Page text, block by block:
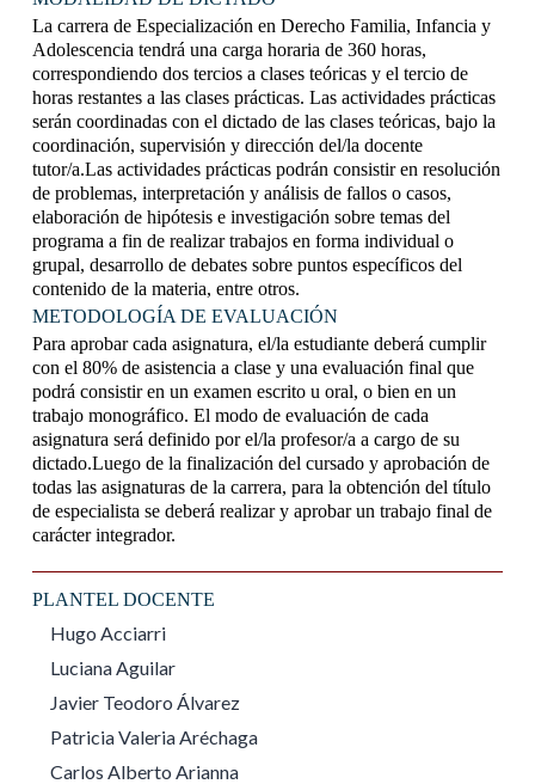
La carrera de Especialización en Derecho Familia, Infancia y
Adolescencia tendrá una carga horaria de 360 horas,
correspondiendo dos tercios a clases teóricas y el tercio de
horas restantes a las clases prácticas. Las actividades prácticas
serán coordinadas con el dictado de las clases teóricas, bajo la
coordinación, supervisión y dirección del/la docente
tutor/a.Las actividades prácticas podrán consistir en resolución
de problemas, interpretación y análisis de fallos o casos,
elaboración de hipótesis e investigación sobre temas del
programa a fin de realizar trabajos en forma individual o
grupal, desarrollo de debates sobre puntos específicos del
contenido de la materia, entre otros.
METODOLOGÍA DE EVALUACIÓN
Para aprobar cada asignatura, el/la estudiante deberá cumplir
con el 80% de asistencia a clase y una evaluación final que
podrá consistir en un examen escrito u oral, o bien en un
trabajo monográfico. El modo de evaluación de cada
asignatura será definido por el/la profesor/a a cargo de su
dictado.Luego de la finalización del cursado y aprobación de
todas las asignaturas de la carrera, para la obtención del título
de especialista se deberá realizar y aprobar un trabajo final de
carácter integrador.
PLANTEL DOCENTE
Hugo Acciarri
Luciana Aguilar
Javier Teodoro Álvarez
Patricia Valeria Aréchaga
Carlos Alberto Arianna